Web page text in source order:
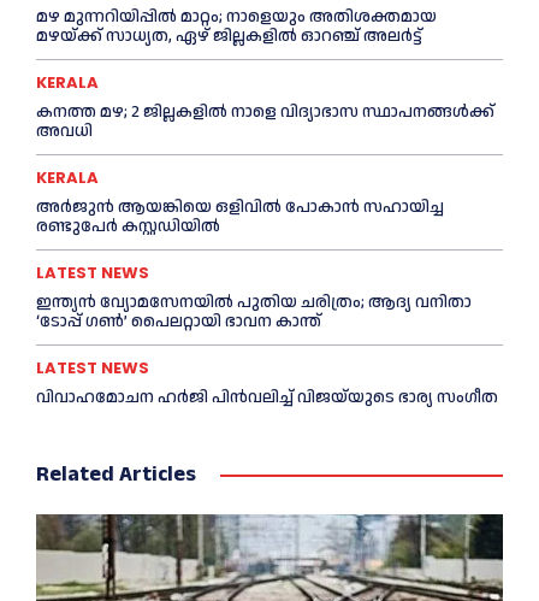
മഴ മുന്നറിയിപ്പിൽ മാറ്റം; നാളെയും അതിശക്തമായ
മഴയ്ക്ക് സാധ്യത, ഏഴ് ജില്ലകളിൽ ഓറഞ്ച് അലർട്ട്
KERALA
കനത്ത മഴ; 2 ജില്ലകളില്‍ നാളെ വിദ്യാഭാസ സ്ഥാപനങ്ങള്‍ക്ക്
അവധി
KERALA
അര്‍ജുന്‍ ആയങ്കിയെ ഒളിവില്‍ പോകാന്‍ സഹായിച്ച
രണ്ടുപേര്‍ കസ്റ്റഡിയില്‍
LATEST NEWS
ഇന്ത്യൻ വ്യോമസേനയില്‍ പുതിയ ചരിത്രം; ആദ്യ വനിതാ
‘ടോപ്പ് ഗണ്‍’ പൈലറ്റായി ഭാവന കാന്ത്
LATEST NEWS
വിവാഹമോചന ഹര്‍ജി പിൻവലിച്ച്‌ വിജയ്‌യുടെ ഭാര്യ സംഗീത
Related Articles